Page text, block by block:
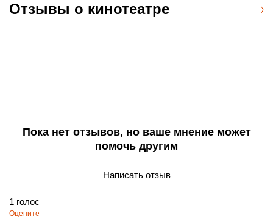
Отзывы о кинотеатре
Пока нет отзывов, но ваше мнение может
помочь другим
Написать отзыв
1 голос
Оцените